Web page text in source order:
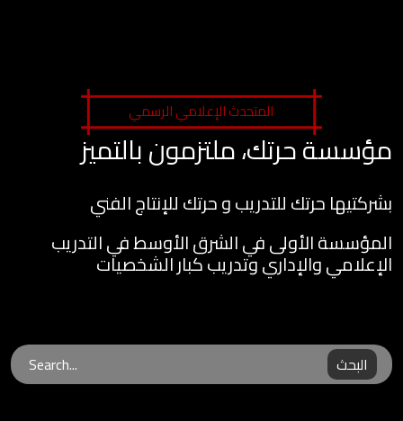
المتحدث الإعلامي الرسمي
مؤسسة حرتك، ملتزمون بالتميز
بشركتيها حرتك للتدريب و حرتك للإنتاج الفني
المؤسسة الأولى في الشرق الأوسط في التدريب
الإعلامي والإداري وتدريب كبار الشخصيات
البحث